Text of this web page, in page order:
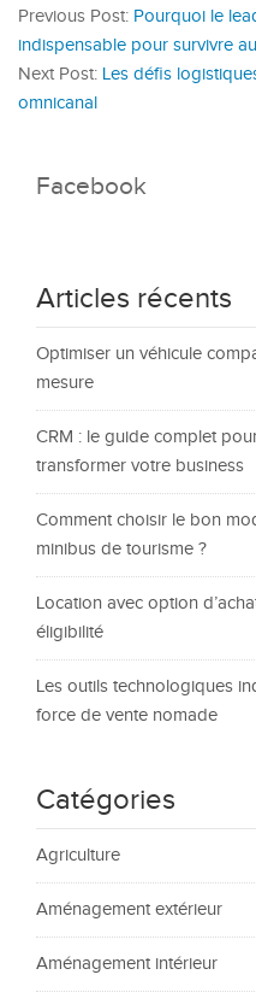
Previous Post: Pourquoi le
indispensable pour survivre
Next Post: Les défis
omnicanal
Facebook
Articles récents
Optimiser un véhicule
mesure
CRM : le guide complet
transformer votre business
Comment choisir le bon
minibus de tourisme ?
Location avec option
éligibilité
Les outils technologiques
force de vente nomade
Catégories
Agriculture
Aménagement extérieur
Aménagement intérieur